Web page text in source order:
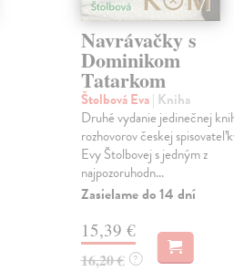
Navrávačky s
Dominikom
Tatarkom
Štolbová Eva| Kniha
Druhé vydanie jedinečnej
rozhovorov českej
Evy Štolbovej s jedným z
najpozoruhodn...
Zasielame do 14 dní
15,39 €
16,20 € ?